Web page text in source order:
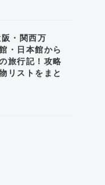
・関西万
・日本館から
旅行記！攻略
リストをまと